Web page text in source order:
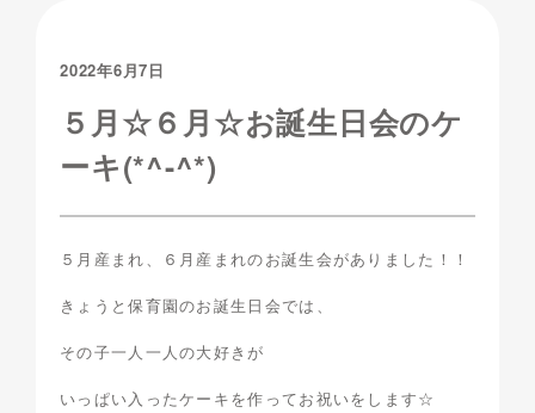
2022年6月7日
５月☆６月☆お誕生日会のケ
ーキ(*^-^*)
５月産まれ、６月産まれのお誕生会がありました！！
きょうと保育園のお誕生日会では、
その子一人一人の大好きが
いっぱい入ったケーキを作ってお祝いをします☆